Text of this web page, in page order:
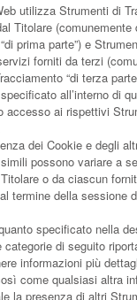
utilizza Strumenti di
Titolare
prima parte”) e
forniti da terzi
“di terza
all’interno di
accesso ai rispettivi
dei Cookie e degli
possono variare a
o da ciascun
termine della sessione
specificato nella
categorie di seguito
informazioni più
come qualsiasi altra
la presenza di altri